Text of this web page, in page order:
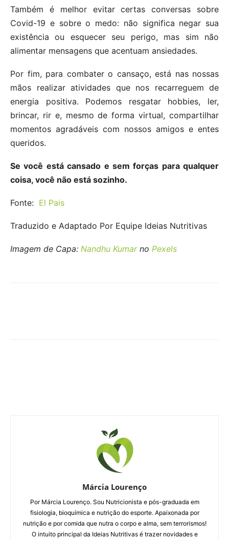
Também é melhor evitar certas conversas sobre
Covid-19 e sobre o medo: não significa negar sua
existência ou esquecer seu perigo, mas sim não
alimentar mensagens que acentuam ansiedades.
Por fim, para combater o cansaço, está nas nossas
mãos realizar atividades que nos recarreguem de
energia positiva. Podemos resgatar hobbies, ler,
brincar, rir e, mesmo de forma virtual, compartilhar
momentos agradáveis com nossos amigos e entes
queridos.
Se você está cansado e sem forças para qualquer
coisa, você não está sozinho.
Fonte: El Pais
Traduzido e Adaptado Por Equipe Ideias Nutritivas
Imagem de Capa: Nandhu Kumarno Pexels
Márcia Lourenço
Por Márcia Lourenço. Sou Nutricionista e pós-graduada em
fisiologia, bioquímica e nutrição do esporte. Apaixonada por
nutrição e por comida que nutra o corpo e alma, sem terrorismos!
O intuito principal da Ideias Nutritivas é trazer novidades e